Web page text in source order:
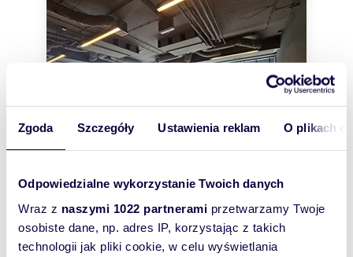
Zgoda Szczegóły Ustawienia reklam O plikach
Odpowiedzialne wykorzystanie Twoich danych
Wraz z naszymi 1022 partnerami przetwarzamy Twoje
osobiste dane, np. adres IP, korzystając z takich
technologii jak pliki cookie, w celu wyświetlania
556 zł/m
lokal użytkowy na wynajem 556m2